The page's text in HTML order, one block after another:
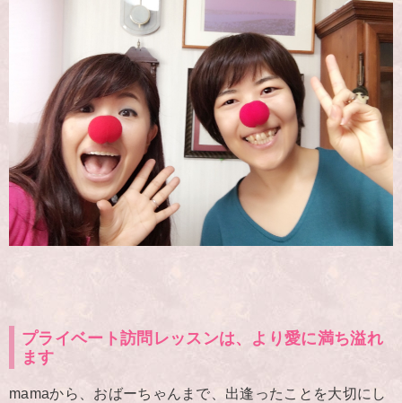
プライベート訪問レッスンは、より愛に満ち溢れ
ます
mamaから、おばーちゃんまで、出逢ったことを大切にし